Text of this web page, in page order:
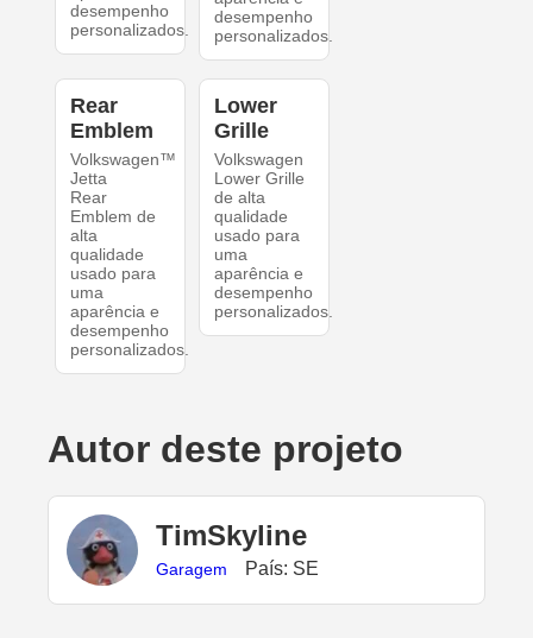
desempenho
personalizados.
desempenho
personalizados.
Rear
Emblem
Volkswagen™
Jetta
Rear
Emblem de
alta
qualidade
usado para
uma
aparência e
desempenho
personalizados.
Lower
Grille
Volkswagen
Lower Grille
de alta
qualidade
usado para
uma
aparência e
desempenho
personalizados.
Autor deste projeto
TimSkyline
Garagem País: SE